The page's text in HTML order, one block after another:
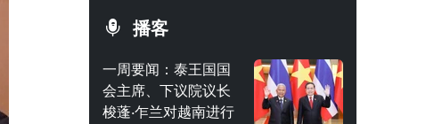
播客
一周要闻：泰王国国
会主席、下议院议长
梭蓬·乍兰对越南进行